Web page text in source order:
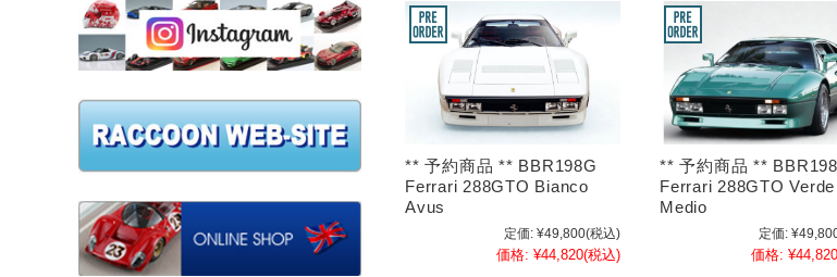
** 予約商品 ** BBR198G
Ferrari 288GTO Bianco
Avus
定価: ¥49,800(税込)
価格: ¥44,820(税込)
** 予約商品 **
Ferrari 288GTO Verde
Medio
定価:
価格: ¥44,820